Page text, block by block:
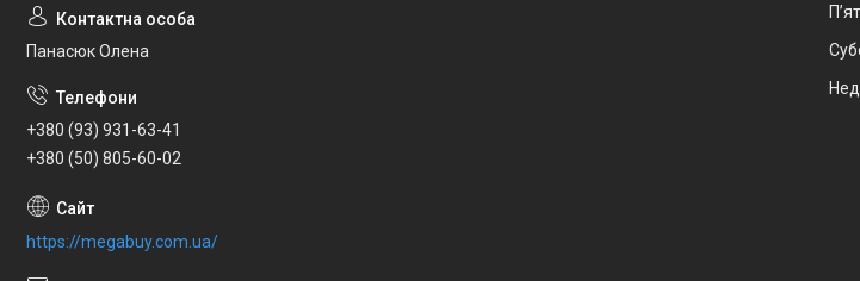
Панасюк Олена
+380 (93) 931-63-41
+380 (50) 805-60-02
https://megabuy.com.ua/